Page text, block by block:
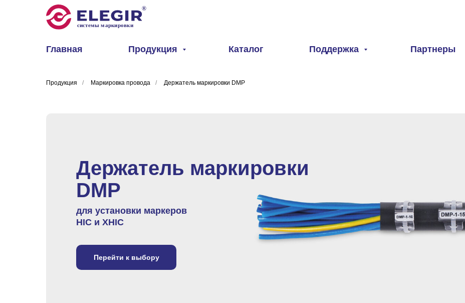
Главная Продукция Каталог Поддержка Партнеры
Продукция / Маркировка провода / Держатель маркировки DMP
Держатель маркировки
DMP
для установки маркеров
HIC и XHIC
Перейти к выбору